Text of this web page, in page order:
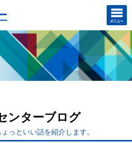
ンターブログ
っといい話を紹介します。